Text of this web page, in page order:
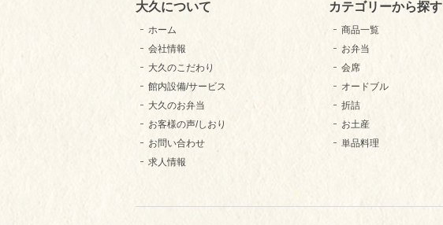
大久について
ホーム
会社情報
大久のこだわり
館内設備/サービス
大久のお弁当
お客様の声/しおり
お問い合わせ
求人情報
カテゴリーから探す
商品一覧
お弁当
会席
オードブル
折詰
お土産
単品料理